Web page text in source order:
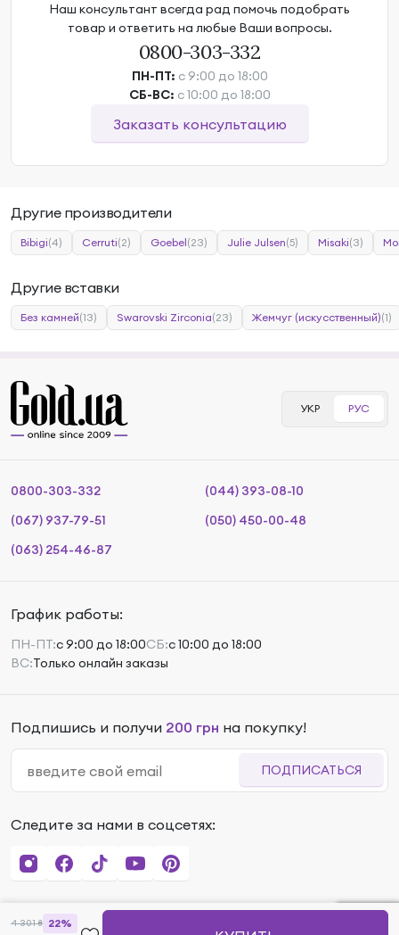
Наш консультант всегда рад помочь подобрать
товар и ответить на любые Ваши вопросы.
0800-303-332
ПН-ПТ: с 9:00 до 18:00
СБ-ВС: с 10:00 до 18:00
Заказать консультацию
Другие производители
Bibigi(4) Cerruti(2) Goebel(23) Julie Julsen(5) Misaki(3)
Другие вставки
Без камней(13) Swarovski Zirconia(23) Жемчуг (искусственный)(1)
4 301₴ 22%
УКР РУС
0800-303-332
(044) 393-08-10
(067) 937-79-51
(050) 450-00-48
(063) 254-46-87
График работы:
ПН-ПТ:с 9:00 до 18:00СБ:с 10:00 до 18:00
ВС:Только онлайн заказы
Подпишись и получи 200 грн на покупку!
ПОДПИСАТЬСЯ
Следите за нами в соцсетях: